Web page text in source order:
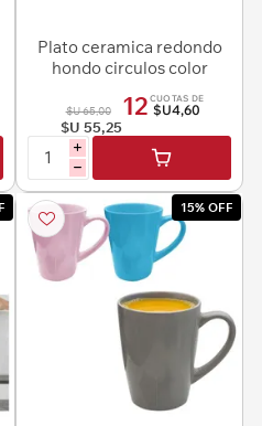
Plato ceramica redondo
hondo circulos color
$U 65,00
$U 55,25
12 CUOTAS DE
$U4,60
i
h
15% OFF